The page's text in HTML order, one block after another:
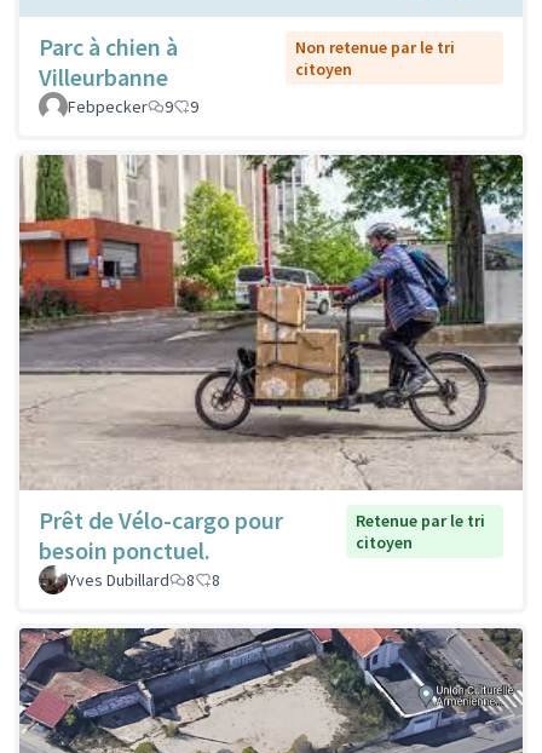
Parc à chien à
Villeurbanne
Non retenue par le tri
citoyen
Febpecker
9 9
Prêt de Vélo-cargo pour
besoin ponctuel.
Retenue par le tri
citoyen
Yves Dubillard
8 8